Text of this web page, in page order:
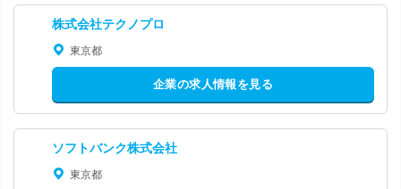
株式会社テクノプロ
東京都
企業の求人情報を見る
ソフトバンク株式会社
東京都